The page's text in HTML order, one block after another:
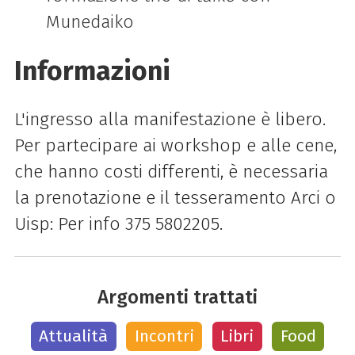
Munedaiko
Informazioni
L'ingresso alla manifestazione è libero.
Per partecipare ai workshop e alle cene,
che hanno costi differenti, è necessaria
la prenotazione e il tesseramento Arci o
Uisp: Per info 375 5802205.
Argomenti trattati
Attualità Incontri Libri Food